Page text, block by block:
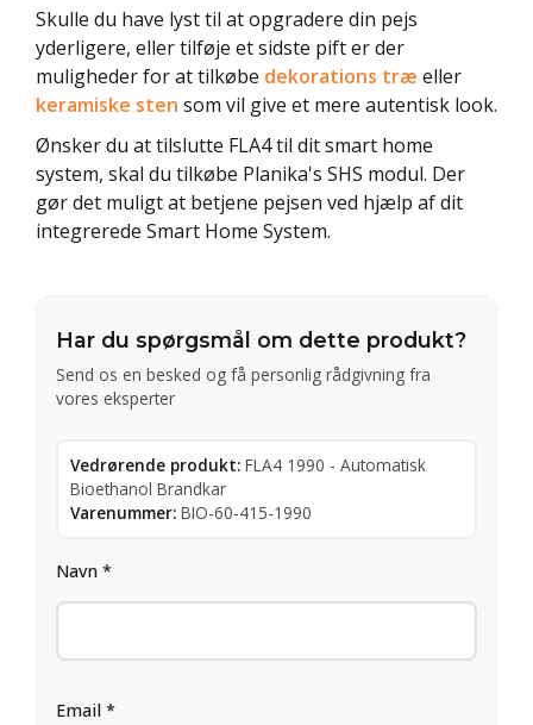
Skulle du have lyst til at opgradere din pejs
yderligere, eller tilføje et sidste pift er der
muligheder for at tilkøbe dekorations træ eller
keramiske sten som vil give et mere autentisk look.
Ønsker du at tilslutte FLA4 til dit smart home
system, skal du tilkøbe Planika's SHS modul. Der
gør det muligt at betjene pejsen ved hjælp af dit
integrerede Smart Home System.
Har du spørgsmål om dette produkt?
Send os en besked og få personlig rådgivning fra
vores eksperter
Vedrørende produkt: FLA4 1990 - Automatisk
Bioethanol Brandkar
Varenummer: BIO-60-415-1990
Navn *
Email *